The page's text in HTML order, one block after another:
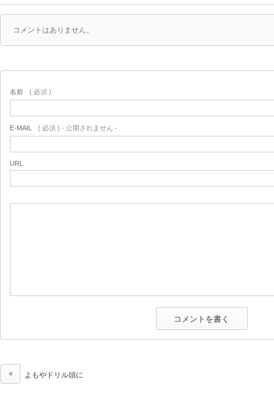
コメントはありません。
名前 ( 必須 )
E-MAIL ( 必須 ) - 公開されません -
URL
よもやドリル頭に